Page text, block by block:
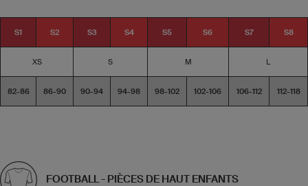
S1 S2 S3 S4 S5 S6 S7 S8
XS S M L
82-86 86-90 90-94 94-98 98-102 102-106 106-112 112-118
FOOTBALL - PIÈCES DE HAUT ENFANTS